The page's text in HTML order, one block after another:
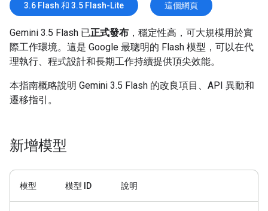
3.6 Flash 和 3.5 Flash-Lite 這個網頁
Gemini 3.5 Flash 已正式發布 ，穩定性高，可大規模用於實
際工作環境。這是 Google 最聰明的 Flash 模型，可以在代
理執行、程式設計和長期工作持續提供頂尖效能。
本指南概略說明 Gemini 3.5 Flash 的改良項目、API 異動和
遷移指引。
新增模型
模型 模型 ID 說明